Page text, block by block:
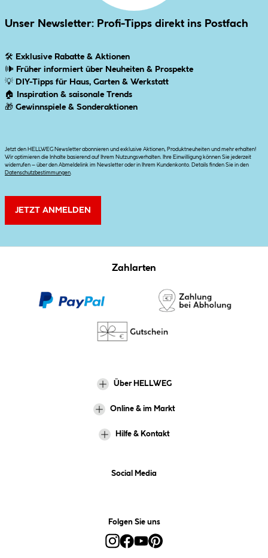
Unser Newsletter: Profi-Tipps direkt ins Postfach
🛠 Exklusive Rabatte & Aktionen
🕪 Früher informiert über Neuheiten & Prospekte
💡 DIY-Tipps für Haus, Garten & Werkstatt
🏠
Inspiration & saisonale Trends
🎁 Gewinnspiele & Sonderaktionen
Jetzt den HELLWEG Newsletter abonnieren und exklusive Aktionen, Produktneuheiten und mehr erhalten!
Wir optimieren die Inhalte basierend auf Ihrem Nutzungsverhalten. Ihre Einwilligung können Sie jederzeit
widerrufen – über den Abmeldelink im Newsletter oder in Ihrem Kundenkonto. Details finden Sie in den
Datenschutzbestimmungen
JETZT ANMELDEN
Zahlarten
Über HELLWEG
Online & im Markt
Hilfe & Kontakt
Social Media
Folgen Sie uns